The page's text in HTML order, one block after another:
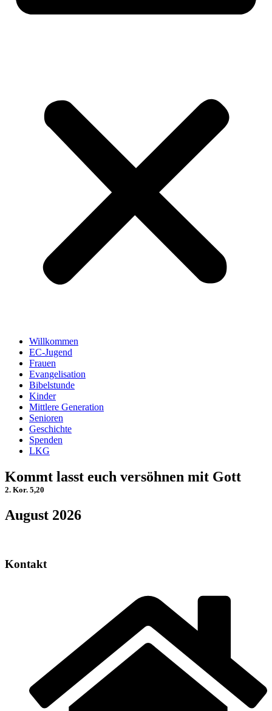
Willkommen
EC-Jugend
Frauen
Evangelisation
Bibelstunde
Kinder
Mittlere Generation
Senioren
Geschichte
Spenden
LKG
Kommt lasst euch versöhnen mit Gott
2. Kor. 5,20
August 2026
Kontakt